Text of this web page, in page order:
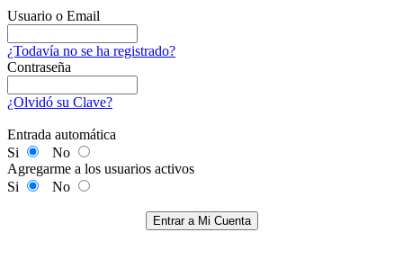
Usuario o Email
¿Todavía no se ha registrado?
Contraseña
¿Olvidó su Clave?
Entrada automática
Si
No
Agregarme a los usuarios activos
Si
No
Entrar a Mi Cuenta